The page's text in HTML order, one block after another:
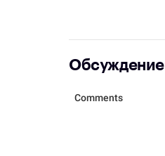
Обсуждение